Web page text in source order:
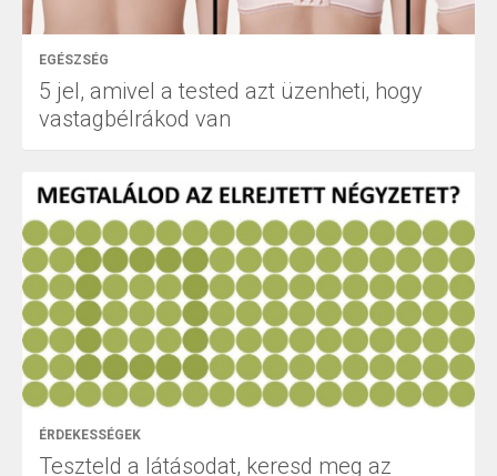
EGÉSZSÉG
5 jel, amivel a tested azt üzenheti, hogy
vastagbélrákod van
ÉRDEKESSÉGEK
Teszteld a látásodat, keresd meg az